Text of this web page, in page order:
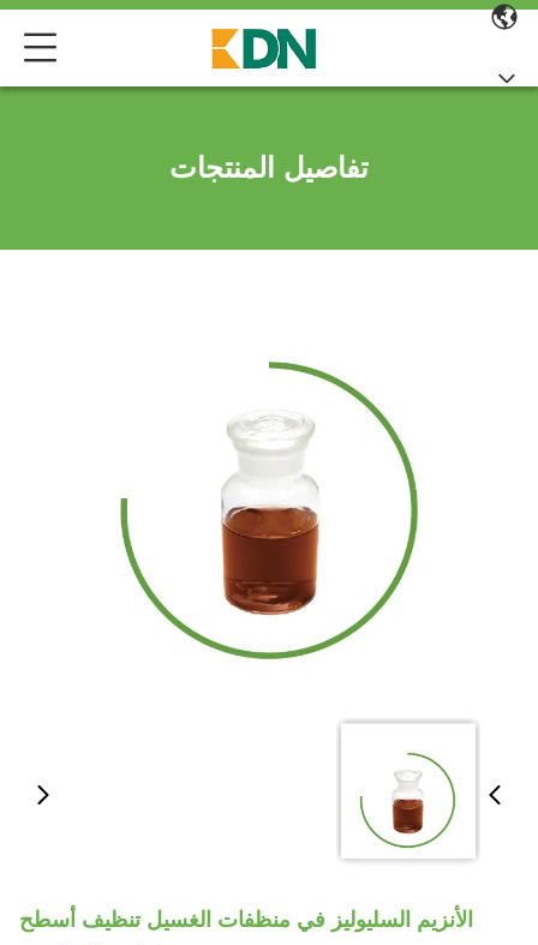
تفاصيل المنتجات
الأنزيم السليوليز في منظفات الغسيل تنظيف أسطح